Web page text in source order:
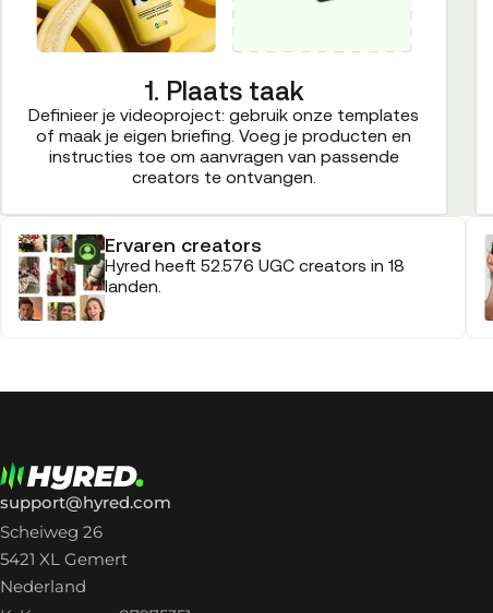
1. Plaats taak
Definieer je videoproject: gebruik onze templates
of maak je eigen briefing. Voeg je producten en
instructies toe om aanvragen van passende
creators te ontvangen.
Ervaren creators
Hyred heeft 52.576 UGC creators in 18
landen.
support@hyred.com
Scheiweg 26
5421 XL Gemert
Nederland